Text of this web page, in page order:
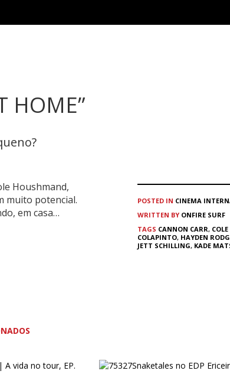
HOME”
Houshmand,
muito potencial.
em casa…
POSTED IN CINEMA
WRITTEN BY ONFIRE SURF
TAGS CANNON CARR,
COLAPINTO, HAYDEN
JETT SCHILLING, KADE